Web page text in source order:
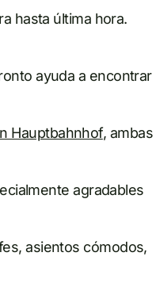
hasta última hora.
ayuda a encontrar
Hauptbahnhof, ambas
agradables
asientos cómodos,